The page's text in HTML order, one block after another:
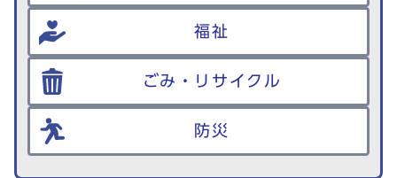
福祉
ごみ・リサイクル
防災